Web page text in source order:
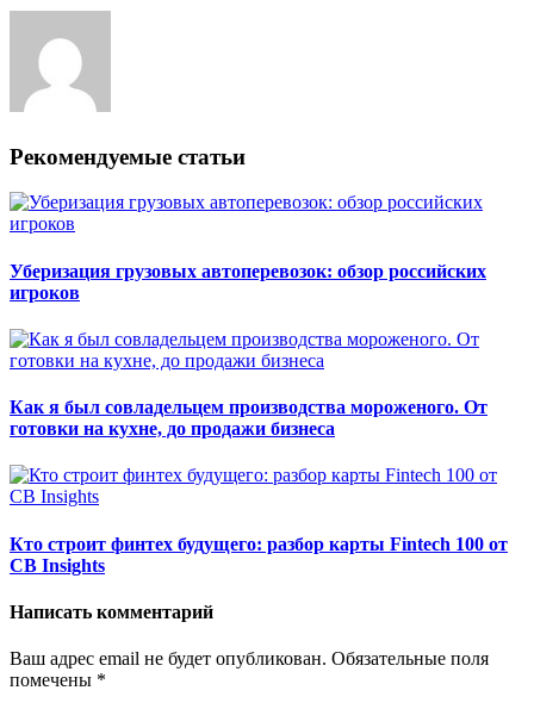
Рекомендуемые статьи
Уберизация грузовых автоперевозок: обзор российских
игроков
Как я был совладельцем производства мороженого. От
готовки на кухне, до продажи бизнеса
Кто строит финтех будущего: разбор карты Fintech 100 от
CB Insights
Написать комментарий
Ваш адрес email не будет опубликован. Обязательные поля
помечены *